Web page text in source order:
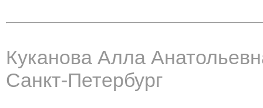
Куканова Алла
Санкт-Петербург